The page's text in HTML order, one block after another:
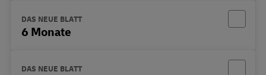
DAS NEUE BLATT
6 Monate
DAS NEUE BLATT